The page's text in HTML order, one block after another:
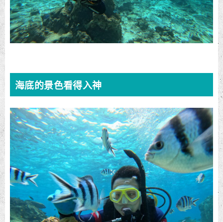
海底的景色看得入神